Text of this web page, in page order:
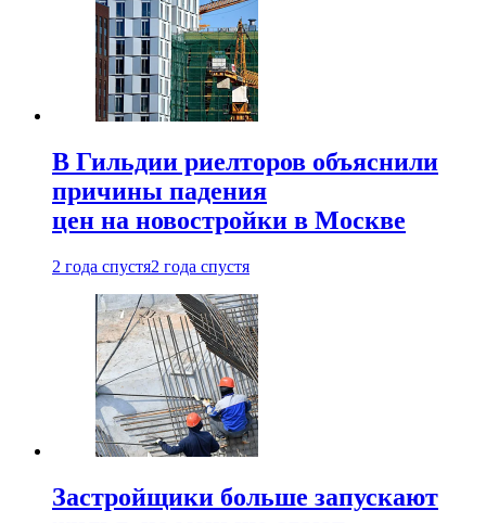
В Гильдии риелторов объяснили
причины падения
цен на новостройки в Москве
2 года спустя2 года спустя
Застройщики больше запускают